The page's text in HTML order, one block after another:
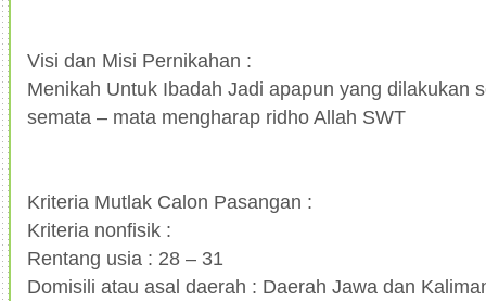
Visi dan Misi Pernikahan :
Menikah Untuk Ibadah Jadi apapun yang dilakukan
semata – mata mengharap ridho Allah SWT
Kriteria Mutlak Calon Pasangan :
Kriteria nonfisik :
Rentang usia : 28 – 31
Domisili atau asal daerah : Daerah Jawa dan